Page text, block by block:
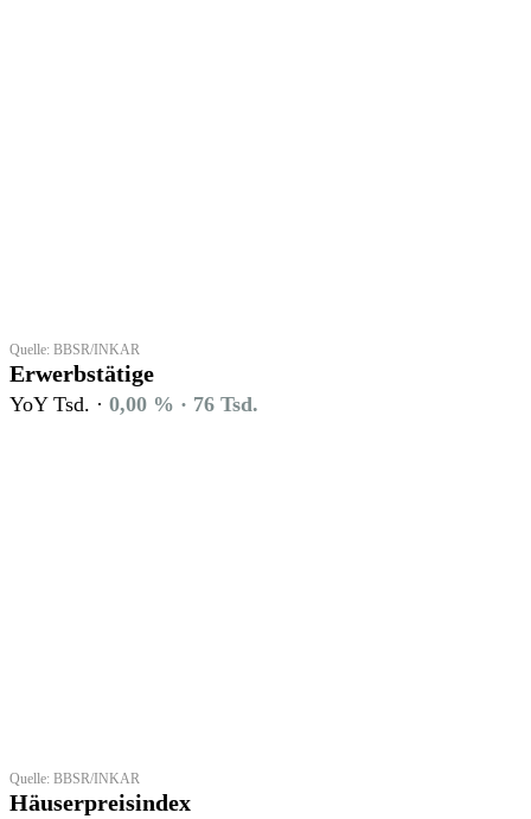
Quelle: BBSR/INKAR
Erwerbstätige
YoY Tsd. · 0,00 % · 76 Tsd.
Quelle: BBSR/INKAR
Häuserpreisindex